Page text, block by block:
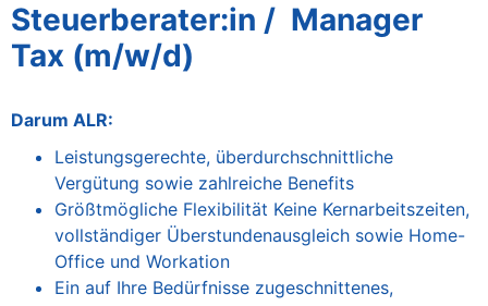
Steuerberater:in / Manager
Tax (m/w/d)
Darum ALR:
Leistungsgerechte, überdurchschnittliche
Vergütung sowie zahlreiche Benefits
Größtmögliche Flexibilität Keine Kernarbeitszeiten,
vollständiger Überstundenausgleich sowie Home-
Office und Workation
Ein auf Ihre Bedürfnisse zugeschnittenes,